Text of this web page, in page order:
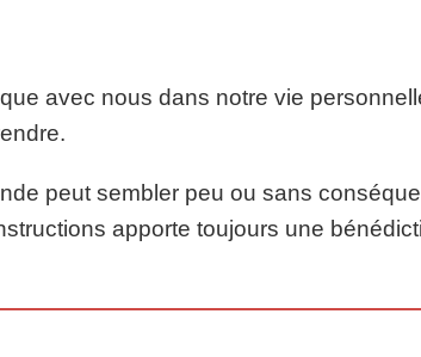
avec nous dans notre vie
peut sembler peu ou sans
apporte toujours une